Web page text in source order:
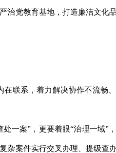
治党教育基地，打造廉洁文化
在联系，着力解决协作不流畅
一案”，更要着眼“治理一域”
杂案件实行交叉办理、提级查